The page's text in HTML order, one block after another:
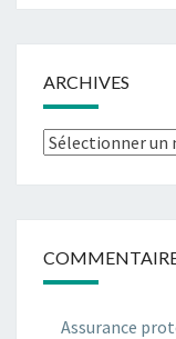
ARCHIVES
Archives
Assurance